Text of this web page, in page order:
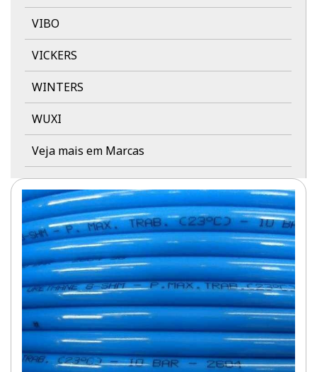
VIBO
VICKERS
WINTERS
WUXI
Veja mais em Marcas